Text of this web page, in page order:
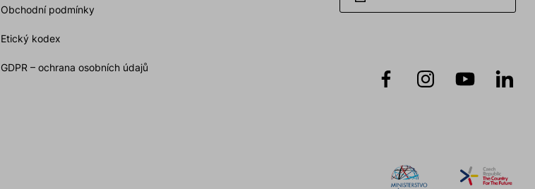
Obchodní podmínky
Etický kodex
GDPR – ochrana osobních údajů